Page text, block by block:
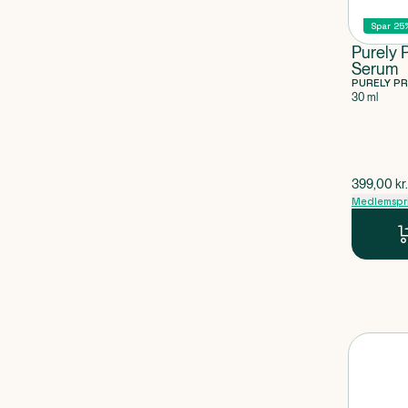
Spar
Purely
Serum
PURELY
30 ml
$gammel
399,00 kr.